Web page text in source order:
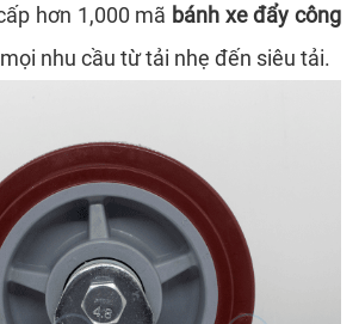
hơn 1,000 mã bánh xe đẩy công
nhu cầu từ tải nhẹ đến siêu tải.